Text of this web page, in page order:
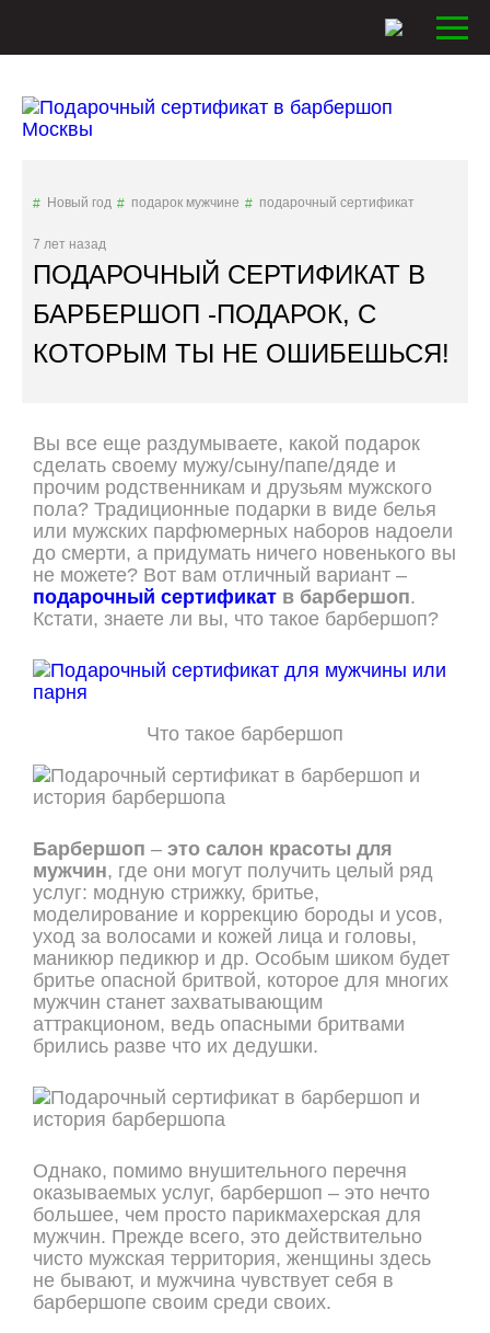
Новый год подарок мужчине подарочный сертификат
7 лет назад
ПОДАРОЧНЫЙ СЕРТИФИКАТ В
БАРБЕРШОП -ПОДАРОК, С
КОТОРЫМ ТЫ НЕ ОШИБЕШЬСЯ!
Вы все еще раздумываете, какой подарок
сделать своему мужу/сыну/папе/дяде и
прочим родственникам и друзьям мужского
пола? Традиционные подарки в виде белья
или мужских парфюмерных наборов надоели
до смерти, а придумать ничего новенького вы
не можете? Вот вам отличный вариант –
подарочный сертификат в барбершоп.
Кстати, знаете ли вы, что такое барбершоп?
Что такое барбершоп
Барбершоп – это салон красоты для
мужчин, где они могут получить целый ряд
услуг: модную стрижку, бритье,
моделирование и коррекцию бороды и усов,
уход за волосами и кожей лица и головы,
маникюр педикюр и др. Особым шиком будет
бритье опасной бритвой, которое для многих
мужчин станет захватывающим
аттракционом, ведь опасными бритвами
брились разве что их дедушки.
Однако, помимо внушительного перечня
оказываемых услуг, барбершоп – это нечто
большее, чем просто парикмахерская для
мужчин. Прежде всего, это действительно
чисто мужская территория, женщины здесь
не бывают, и мужчина чувствует себя в
барбершопе своим среди своих.